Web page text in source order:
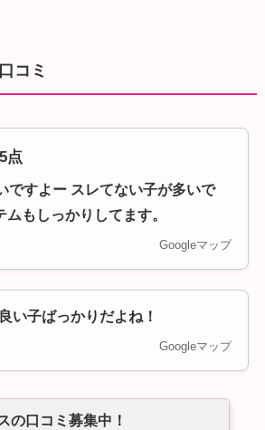
コミ
点
ですよー スレてない子が多いで
もしっかりしてます。
Googleマップ
い子ばっかりだよね！
Googleマップ
の口コミ募集中！